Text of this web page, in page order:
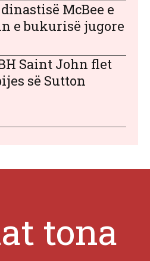
McBee e
e bukurisë jugore
Saint John flet
së Sutton
tona